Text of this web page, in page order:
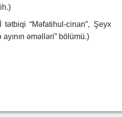
“Məfatihul-cinan”, Şeyx
əməlləri” bölümü.)